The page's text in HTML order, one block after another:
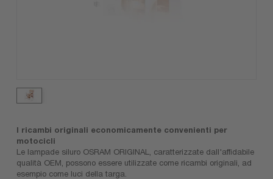
I ricambi originali economicamente convenienti per
motocicli
Le lampade siluro OSRAM ORIGINAL, caratterizzate dall'affidabile
qualità OEM, possono essere utilizzate come ricambi originali, ad
esempio come luci della targa.